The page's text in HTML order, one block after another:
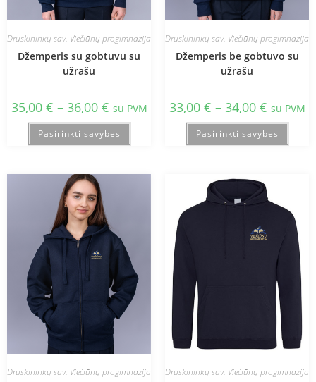
Druskininkų sav. Viečiūnų progimnazija
Džemperis su gobtuvu su
užrašu
35,00 € – 36,00 € su PVM
Pasirinkti savybes
Druskininkų sav. Viečiūnų progimnazija
Džemperis be gobtuvo su
užrašu
33,00 € – 34,00 € su PVM
Pasirinkti savybes
Druskininkų sav. Viečiūnų progimnazija Druskininkų sav. Viečiūnų progimnazija